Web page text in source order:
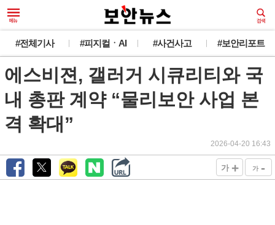
#전체기사 #피지컬ㆍAI #사건사고 #보안리포트
에스비젼, 갤러거 시큐리티와 국
내 총판 계약 “물리보안 사업 본
격 확대”
2026-04-20 16:43
가 + 가 -